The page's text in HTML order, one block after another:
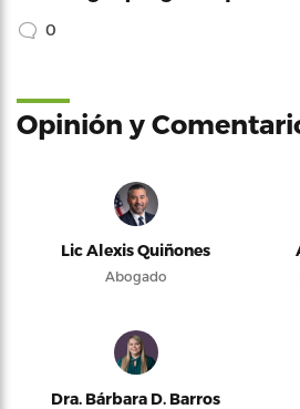
0
Opinión y
Lic Alexis Quiñones
Abogado
Dra. Bárbara D. Barros